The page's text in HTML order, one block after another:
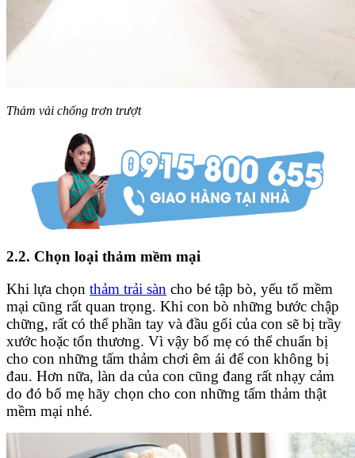
Thảm vải chống trơn trượt
2.2. Chọn loại thảm mềm mại
Khi lựa chọn thảm trải sàn cho bé tập bò, yếu tố mềm
mại cũng rất quan trọng. Khi con bò những bước chập
chững, rất có thể phần tay và đầu gối của con sẽ bị trầy
xước hoặc tổn thương. Vì vậy bố mẹ có thể chuẩn bị
cho con những tấm thảm chơi êm ái để con không bị
đau. Hơn nữa, làn da của con cũng đang rất nhạy cảm
do đó bố mẹ hãy chọn cho con những tấm thảm thật
mềm mại nhé.